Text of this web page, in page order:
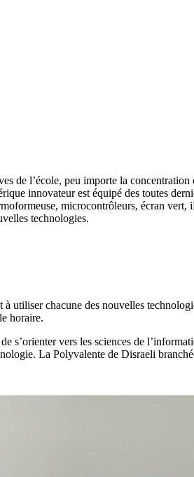
de l’école, peu importe la
innovateur est équipé des toutes
microcontrôleurs, écran
technologies.
utiliser chacune des nouvelles
horaire.
s’orienter vers les sciences de
La Polyvalente de Disraeli